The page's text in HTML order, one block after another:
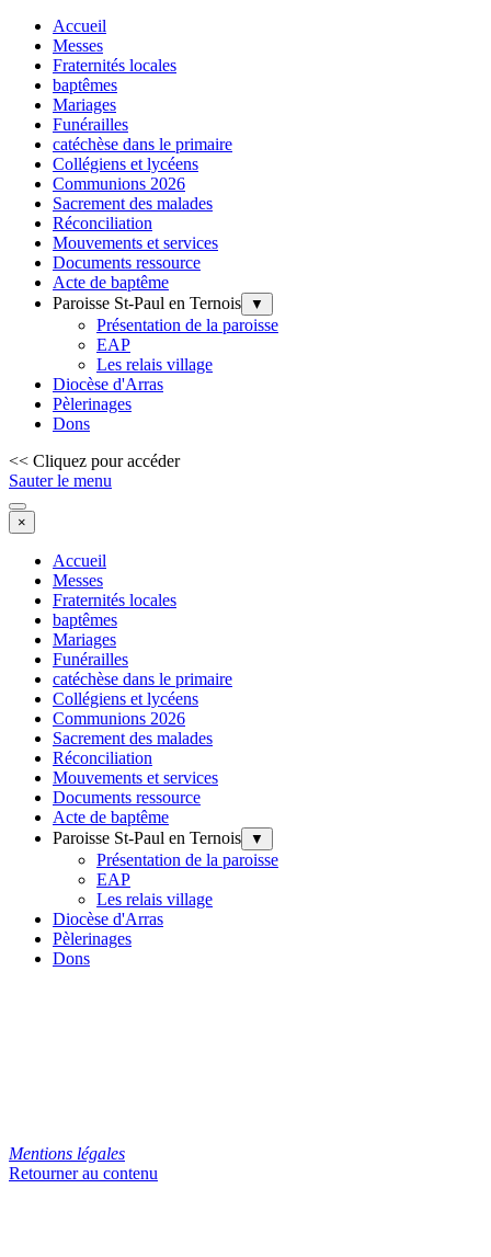
Accueil
Messes
Fraternités locales
baptêmes
Mariages
Funérailles
catéchèse dans le primaire
Collégiens et lycéens
Communions 2026
Sacrement des malades
Réconciliation
Mouvements et services
Documents ressource
Acte de baptême
Paroisse St-Paul en Ternois
▼
Présentation de la paroisse
EAP
Les relais village
Diocèse d'Arras
Pèlerinages
Dons
<< Cliquez pour accéder
Sauter le menu
×
Accueil
Messes
Fraternités locales
baptêmes
Mariages
Funérailles
catéchèse dans le primaire
Collégiens et lycéens
Communions 2026
Sacrement des malades
Réconciliation
Mouvements et services
Documents ressource
Acte de baptême
Paroisse St-Paul en Ternois
▼
Présentation de la paroisse
EAP
Les relais village
Diocèse d'Arras
Pèlerinages
Dons
Mentions légales
Retourner au contenu